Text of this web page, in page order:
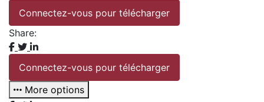
Connectez-vous pour télécharger
Share:
Connectez-vous pour télécharger
More options